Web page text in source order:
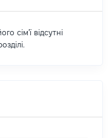
сім'ї відсутні